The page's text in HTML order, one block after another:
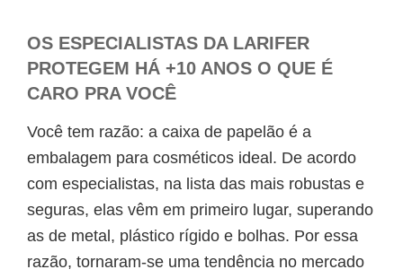
OS ESPECIALISTAS DA LARIFER
PROTEGEM HÁ +10 ANOS O QUE É
CARO PRA VOCÊ
Você tem razão: a caixa de papelão é a
embalagem para cosméticos ideal. De acordo
com especialistas, na lista das mais robustas e
seguras, elas vêm em primeiro lugar, superando
as de metal, plástico rígido e bolhas. Por essa
razão, tornaram-se uma tendência no mercado